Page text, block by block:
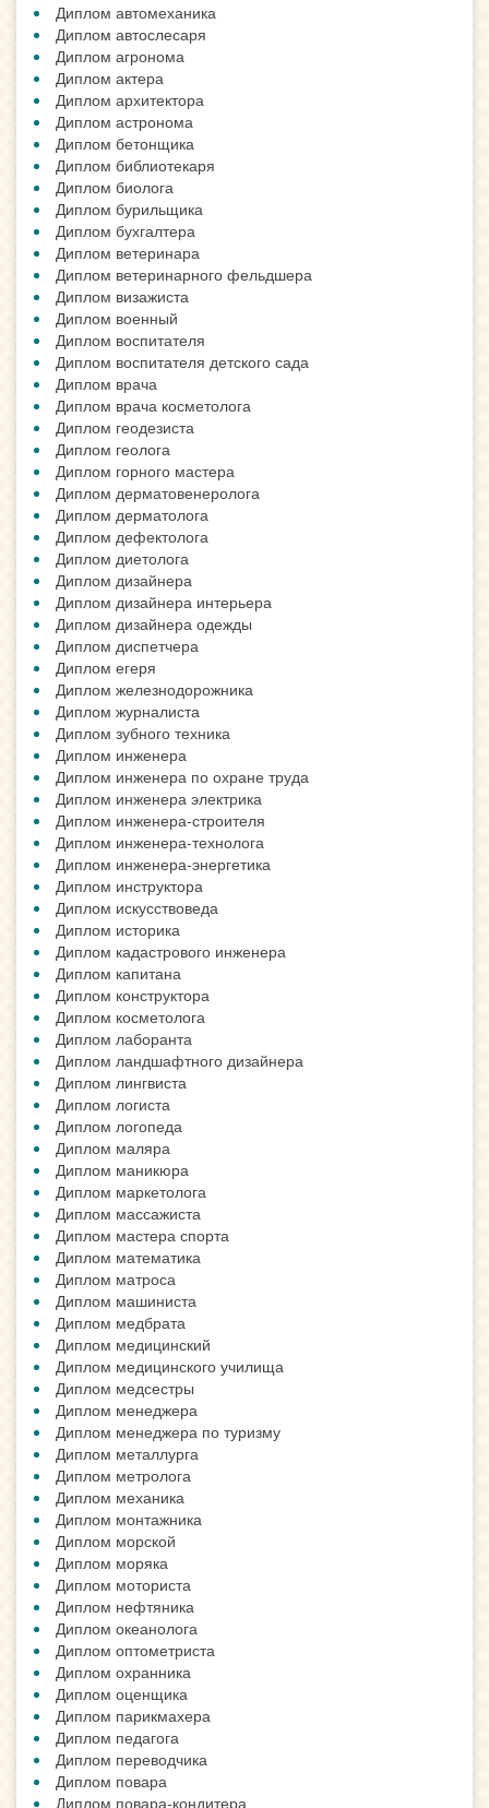
Диплом автомеханика
Диплом автослесаря
Диплом агронома
Диплом актера
Диплом архитектора
Диплом астронома
Диплом бетонщика
Диплом библиотекаря
Диплом биолога
Диплом бурильщика
Диплом бухгалтера
Диплом ветеринара
Диплом ветеринарного фельдшера
Диплом визажиста
Диплом военный
Диплом воспитателя
Диплом воспитателя детского сада
Диплом врача
Диплом врача косметолога
Диплом геодезиста
Диплом геолога
Диплом горного мастера
Диплом дерматовенеролога
Диплом дерматолога
Диплом дефектолога
Диплом диетолога
Диплом дизайнера
Диплом дизайнера интерьера
Диплом дизайнера одежды
Диплом диспетчера
Диплом егеря
Диплом железнодорожника
Диплом журналиста
Диплом зубного техника
Диплом инженера
Диплом инженера по охране труда
Диплом инженера электрика
Диплом инженера-строителя
Диплом инженера-технолога
Диплом инженера-энергетика
Диплом инструктора
Диплом искусствоведа
Диплом историка
Диплом кадастрового инженера
Диплом капитана
Диплом конструктора
Диплом косметолога
Диплом лаборанта
Диплом ландшафтного дизайнера
Диплом лингвиста
Диплом логиста
Диплом логопеда
Диплом маляра
Диплом маникюра
Диплом маркетолога
Диплом массажиста
Диплом мастера спорта
Диплом математика
Диплом матроса
Диплом машиниста
Диплом медбрата
Диплом медицинский
Диплом медицинского училища
Диплом медсестры
Диплом менеджера
Диплом менеджера по туризму
Диплом металлурга
Диплом метролога
Диплом механика
Диплом монтажника
Диплом морской
Диплом моряка
Диплом моториста
Диплом нефтяника
Диплом океанолога
Диплом оптометриста
Диплом охранника
Диплом оценщика
Диплом парикмахера
Диплом педагога
Диплом переводчика
Диплом повара
Диплом повара-кондитера